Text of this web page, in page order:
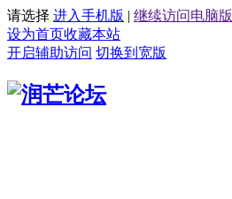
请选择 进入手机版 | 继续访问电脑版
设为首页收藏本站
开启辅助访问 切换到宽版